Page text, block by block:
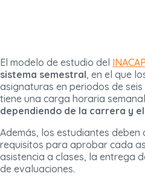
El modelo de estudio del INACAP
sistema semestral, en el que
asignaturas en periodos de
tiene una carga horaria
dependiendo de la carrera y
Además, los estudiantes deben
requisitos para aprobar cada
asistencia a clases, la entrega
de evaluaciones.